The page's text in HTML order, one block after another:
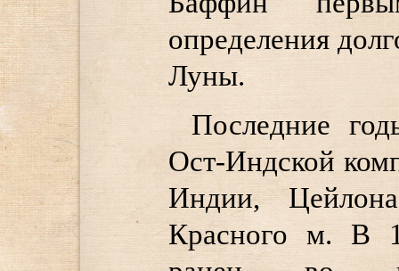
определения
Луны.
Последние
Ост-Индской
Индии,
Красного м. В